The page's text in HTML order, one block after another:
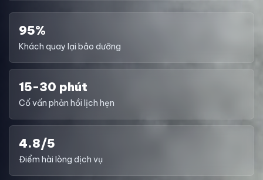
95%
Khách quay lại bảo dưỡng
15-30 phút
Cố vấn phản hồi lịch hẹn
4.8/5
Điểm hài lòng dịch vụ